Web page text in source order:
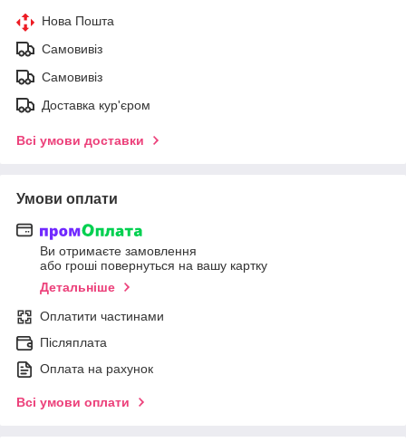
Нова Пошта
Самовивіз
Самовивіз
Доставка кур'єром
Всі умови доставки
Умови оплати
Ви отримаєте замовлення
або гроші повернуться на вашу картку
Детальніше
Оплатити частинами
Післяплата
Оплата на рахунок
Всі умови оплати